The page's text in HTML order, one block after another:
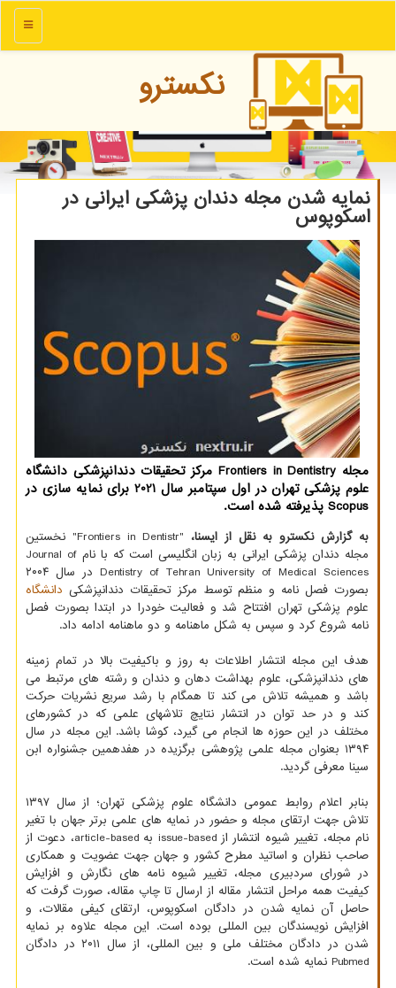
منو
نكسترو
نمایه شدن مجله دندان پزشکی ایرانی در
اسکوپوس
مجله Frontiers in Dentistry مرکز تحقیقات دندانپزشکی دانشگاه
علوم پزشکی تهران در اول سپتامبر سال 2021 برای نمایه سازی در
Scopus پذیرفته شده است.
به گزارش نکسترو به نقل از ایسنا،
"Frontiers in Dentistr" نخستین
مجله دندان پزشکی ایرانی به زبان انگلیسی است که با نام Journal of
Dentistry of Tehran University of Medical Sciences در سال ۲۰۰۴
بصورت فصل نامه و منظم توسط مرکز تحقیقات دندانپزشکی دانشگاه
علوم پزشکی تهران افتتاح شد و فعالیت خودرا در ابتدا بصورت فصل
نامه شروع کرد و سپس به شکل ماهنامه و دو ماهنامه ادامه داد.
هدف این مجله انتشار اطلاعات به روز و باکیفیت بالا در تمام زمینه
های دندانپزشکی، علوم بهداشت دهان و دندان و رشته های مرتبط می
باشد و همیشه تلاش می کند تا همگام با رشد سریع نشریات حرکت
کند و در حد توان در انتشار نتایچ تلاشهای علمی که در کشورهای
مختلف در این حوزه ها انجام می گیرد، کوشا باشد. این مجله در سال
۱۳۹۴ بعنوان مجله علمی پژوهشی برگزیده در هفدهمین جشنواره ابن
سینا معرفی گردید.
بنابر اعلام روابط عمومی دانشگاه علوم پزشکی تهران؛ از سال ۱۳۹۷
تلاش جهت ارتقای مجله و حضور در نمایه های علمی برتر جهان با تغیر
نام مجله، تغییر شیوه انتشار از issue-based به article-based، دعوت از
صاحب نظران و اساتید مطرح کشور و جهان جهت عضویت و همکاری
در شورای سردبیری مجله، تغییر شیوه نامه های نگارش و افزایش
کیفیت همه مراحل انتشار مقاله از ارسال تا چاپ مقاله، صورت گرفت که
حاصل آن نمایه شدن در دادگان اسکوپوس، ارتقای کیفی مقالات، و
افزایش نویسندگان بین المللی بوده است. این مجله علاوه بر نمایه
شدن در دادگان مختلف ملی و بین المللی، از سال ۲۰۱۱ در دادگان
Pubmed نمایه شده است.